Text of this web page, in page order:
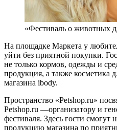
«Фестиваль о животных
На площадке Маркета у
уйти без приятной покупки.
не только кормов, одежды и
продукция, а также косметика
магазина ibody.
Пространство «Petshop.ru»
Petshop.ru —организатору и
фестиваля. Здесь гости смогут
продукцию магазина по